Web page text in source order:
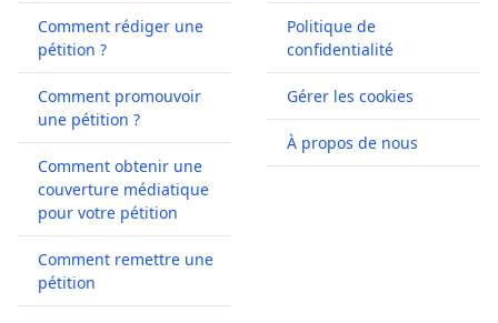
Comment rédiger une
pétition ?
Comment promouvoir
une pétition ?
Comment obtenir une
couverture médiatique
pour votre pétition
Comment remettre une
pétition
Politique de
confidentialité
Gérer les cookies
À propos de nous